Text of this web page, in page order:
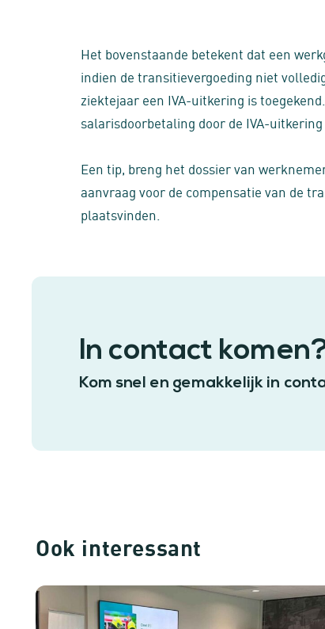
Het bovenstaande betekent dat een
indien de transitievergoeding niet
ziektejaar een IVA-uitkering is
salarisdoorbetaling door de IVA-
Een tip, breng het dossier van
aanvraag voor de compensatie van de
plaatsvinden.
In contact
Kom snel en gemakkelijk in
Ook interessant